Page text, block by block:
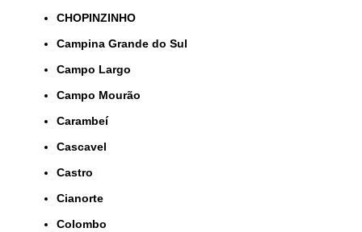
CHOPINZINHO
Campina Grande do Sul
Campo Largo
Campo Mourão
Carambeí
Cascavel
Castro
Cianorte
Colombo